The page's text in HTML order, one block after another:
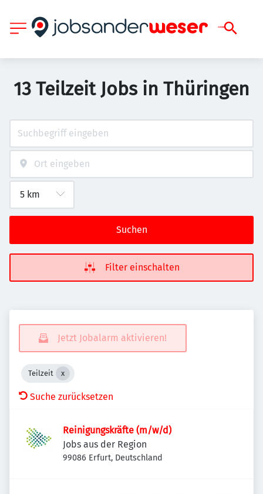
13 Teilzeit Jobs in Thüringen
Suchen
Filter einschalten
Jetzt Jobalarm aktivieren!
Teilzeit
Suche zurücksetzen
Reinigungskräfte (m/w/d)
Jobs aus der Region
99086 Erfurt, Deutschland